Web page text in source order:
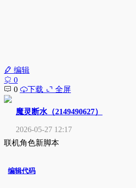
编辑
0
0
下载 全屏
魔灵断水（2149490627）
2026-05-27 12:17
联机角色新脚本